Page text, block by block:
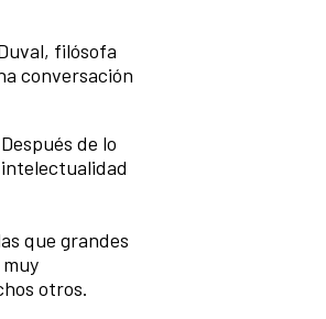
filósofa
conversación
de lo
intelectualidad
que grandes
otros.